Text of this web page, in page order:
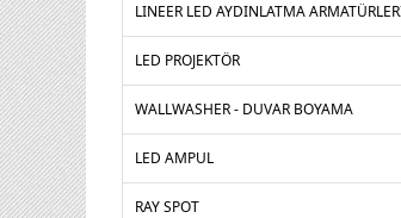
LINEER LED AYDINLATMA
LED PROJEKTÖR
WALLWASHER - DUVAR BOYAMA
LED AMPUL
RAY SPOT